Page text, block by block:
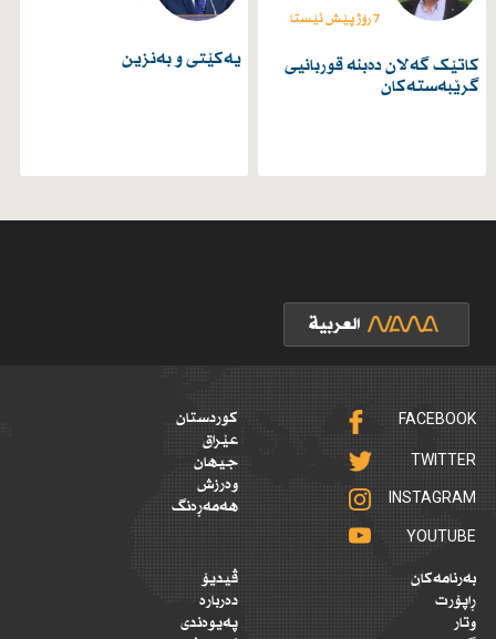
7 رۆژ پێش ئێستا
کاتێک گەلان دەبنە قوربانیی
گرێبەستەکان
یەكێتی و بەنزین
FACEBOOK
TWITTER
INSTAGRAM
YOUTUBE
کوردستان
عێراق
جیهان
وەرزش
هەمەڕەنگ
بەرنامەکان
ڕاپۆرت
وتار
ڤیدیۆ
دەربارە
پەیوەندی